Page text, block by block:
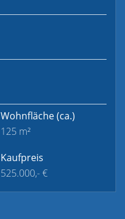
Wohnfläche(ca.)
125 m²
Kaufpreis
525.000,- €